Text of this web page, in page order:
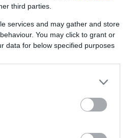
third parties.
services and may gather and store
You may click to grant or
data for below specified purposes